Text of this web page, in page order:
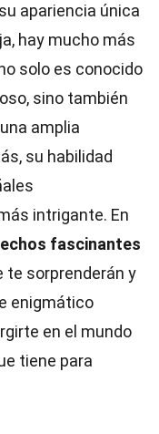
apariencia única
hay mucho más
solo es conocido
sino también
amplia
su habilidad
intrigante. En
fascinantes
te sorprenderán y
enigmático
en el mundo
tiene para